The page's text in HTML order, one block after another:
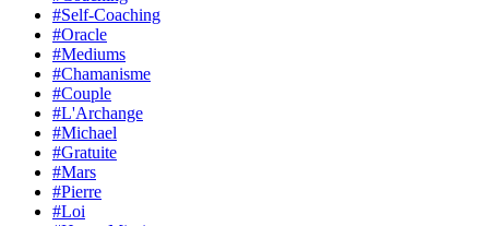
#Self-Coaching
#Oracle
#Mediums
#Chamanisme
#Couple
#L'Archange
#Michael
#Gratuite
#Mars
#Pierre
#Loi